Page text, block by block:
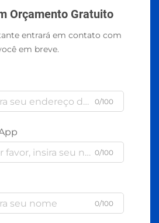
Orçamento Gratuito
entrará em contato com
em breve.
0/100
0/100
0/100